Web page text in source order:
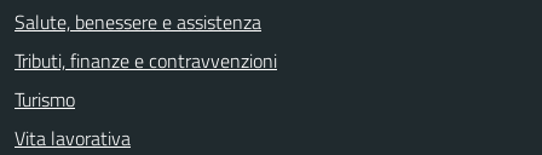
Salute, benessere e assistenza
Tributi, finanze e contravvenzioni
Turismo
Vita lavorativa